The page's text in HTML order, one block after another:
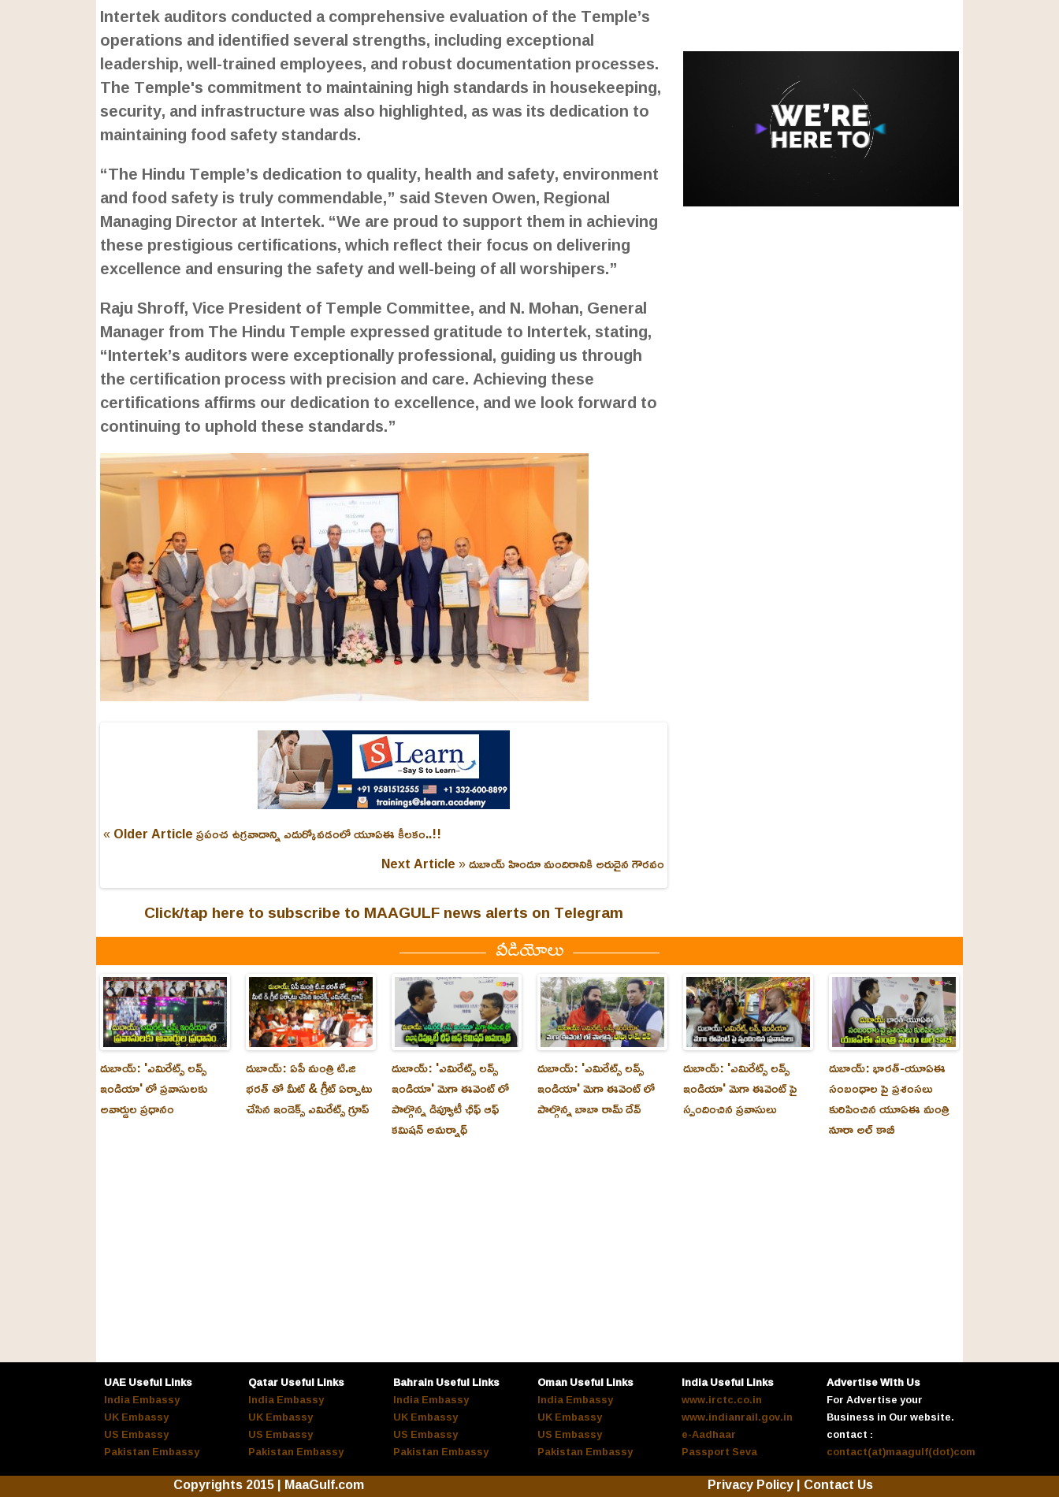
Intertek auditors conducted a comprehensive evaluation of the Temple’s
operations and identified several strengths, including exceptional
leadership, well-trained employees, and robust documentation processes.
The Temple's commitment to maintaining high standards in housekeeping,
security, and infrastructure was also highlighted, as was its dedication to
maintaining food safety standards.
“The Hindu Temple’s dedication to quality, health and safety, environment
and food safety is truly commendable,” said Steven Owen, Regional
Managing Director at Intertek. “We are proud to support them in achieving
these prestigious certifications, which reflect their focus on delivering
excellence and ensuring the safety and well-being of all worshipers.”
Raju Shroff, Vice President of Temple Committee, and N. Mohan, General
Manager from The Hindu Temple expressed gratitude to Intertek, stating,
“Intertek’s auditors were exceptionally professional, guiding us through
the certification process with precision and care. Achieving these
certifications affirms our dedication to excellence, and we look forward to
continuing to uphold these standards.”
« Older Articleప్రపంచ ఉగ్రవాదాన్ని ఎదుర్కోవడంలో యూఏఈ కీలకం..!!
Next Article »దుబాయ్ హిందూ మందిరానికి అరుదైన గౌరవం
Click/tap here to subscribe to MAAGULF news alerts on Telegram
వీడియోలు
దుబాయ్: 'ఎమిరేట్స్ లవ్స్
ఇండియా' లో ప్రవాసులకు
అవార్డుల ప్రధానం
దుబాయ్: ఏపీ మంత్రి టి.జి
భరత్ తో మీట్ & గ్రీట్ ఏర్పాటు
చేసిన ఇండెక్స్ ఎమిరేట్స్ గ్రూప్
దుబాయ్‌: 'ఎమిరేట్స్ లవ్స్
ఇండియా' మెగా ఈవెంట్ లో
పాల్గొన్న డిప్యూటీ ఛీఫ్ ఆఫ్
కమిషన్ అమర్నాథ్
దుబాయ్‌: 'ఎమిరేట్స్ లవ్స్
ఇండియా' మెగా ఈవెంట్ లో
పాల్గొన్న బాబా రామ్ దేవ్
దుబాయ్‌: 'ఎమిరేట్స్ లవ్స్
ఇండియా' మెగా ఈవెంట్ పై
స్పందించిన ప్రవాసులు
దుబాయ్‌: భారత్-యూఏఈ
సంబంధాల పై ప్రశంసలు
కురిపించిన యూఏఈ మంత్రి
నూరా అల్‌ కాబీ
UAE Useful Links
India Embassy
UK Embassy
US Embassy
Pakistan Embassy
Qatar Useful Links
India Embassy
UK Embassy
US Embassy
Pakistan Embassy
Bahrain Useful Links
India Embassy
UK Embassy
US Embassy
Pakistan Embassy
Oman Useful Links
India Embassy
UK Embassy
US Embassy
Pakistan Embassy
India Useful Links
www.irctc.co.in
www.indianrail.gov.in
e-Aadhaar
Passport Seva
Advertise With Us
For Advertise your
Business in Our website.
contact :
contact(at)maagulf(dot)com
Copyrights 2015 | MaaGulf.com Privacy Policy| Contact Us